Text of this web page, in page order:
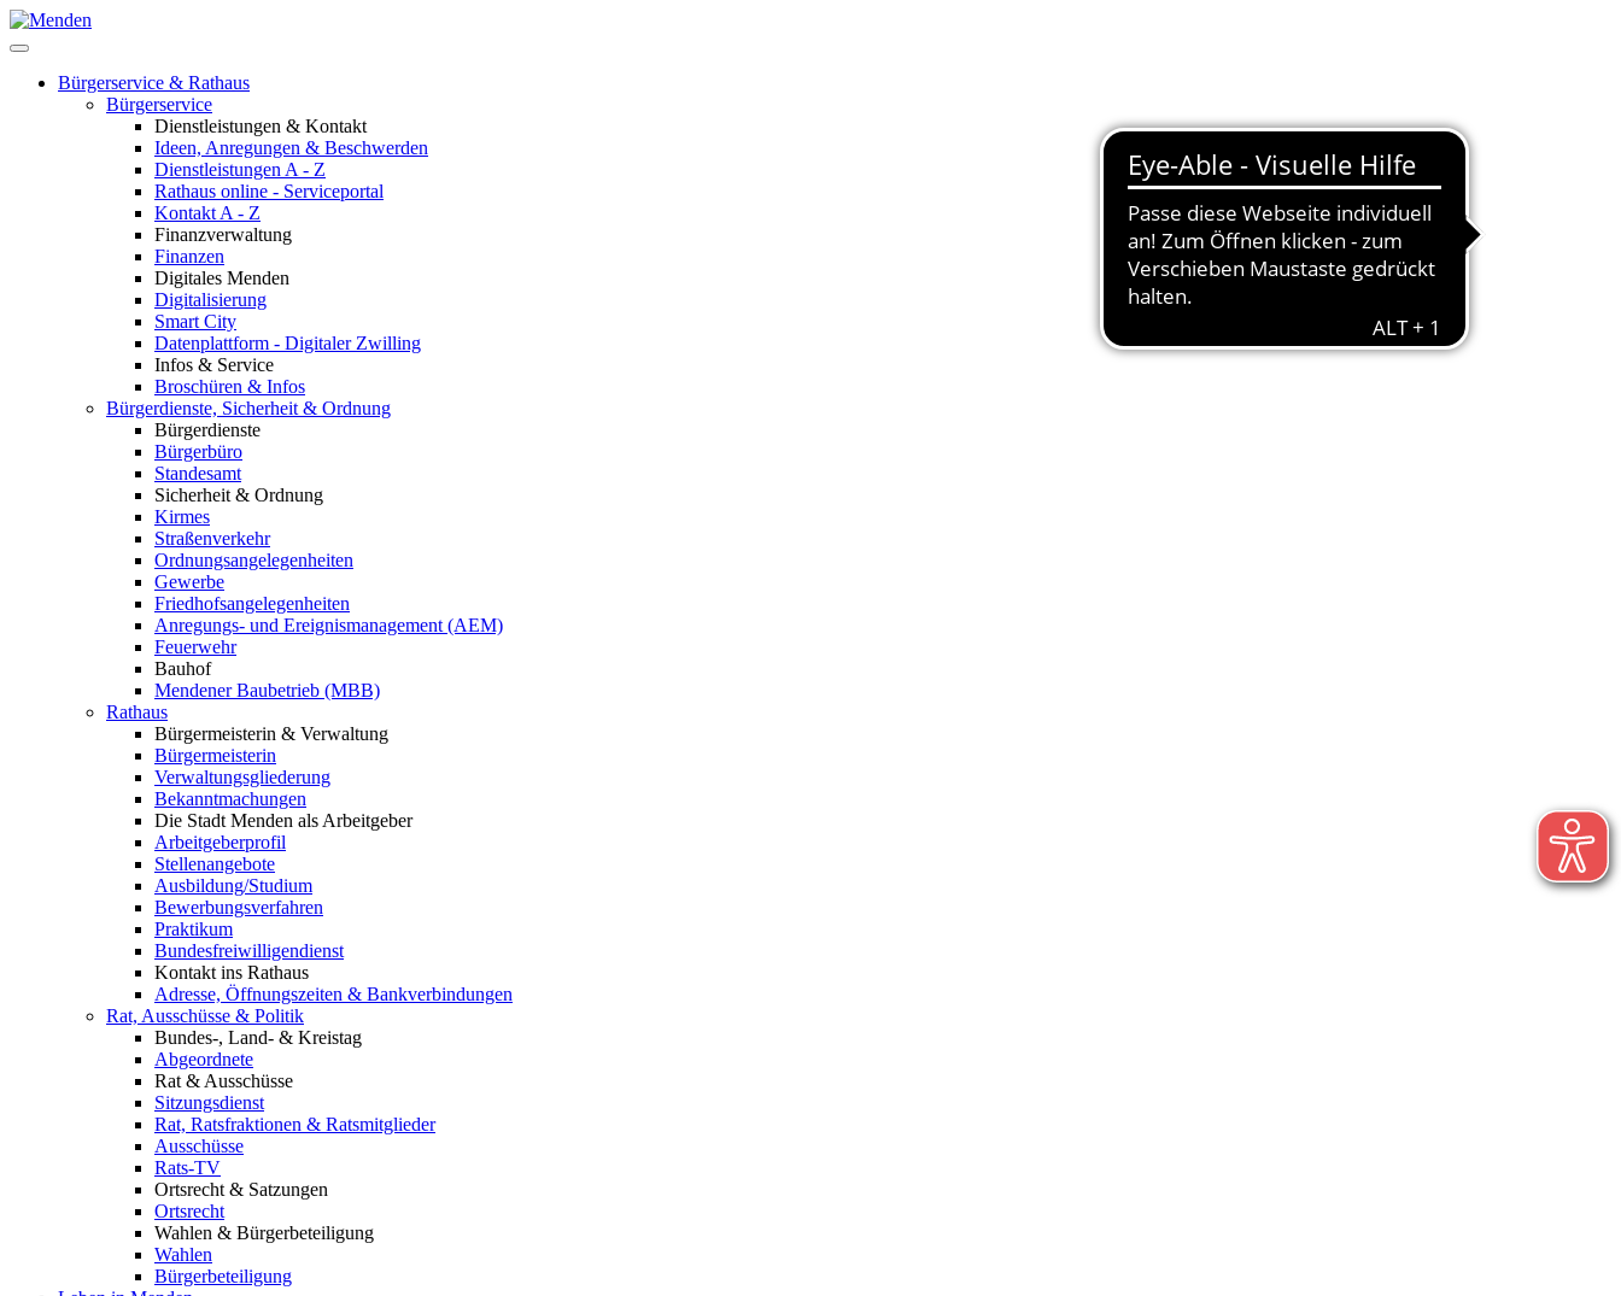
Bürgerservice & Rathaus
Bürgerservice
Dienstleistungen & Kontakt
Ideen, Anregungen & Beschwerden
Dienstleistungen A - Z
Rathaus online - Serviceportal
Kontakt A - Z
Finanzverwaltung
Finanzen
Digitales Menden
Digitalisierung
Smart City
Datenplattform - Digitaler Zwilling
Infos & Service
Broschüren & Infos
Bürgerdienste, Sicherheit & Ordnung
Bürgerdienste
Bürgerbüro
Standesamt
Sicherheit & Ordnung
Kirmes
Straßenverkehr
Ordnungsangelegenheiten
Gewerbe
Friedhofsangelegenheiten
Anregungs- und Ereignismanagement (AEM)
Feuerwehr
Bauhof
Mendener Baubetrieb (MBB)
Rathaus
Bürgermeisterin & Verwaltung
Bürgermeisterin
Verwaltungsgliederung
Bekanntmachungen
Die Stadt Menden als Arbeitgeber
Arbeitgeberprofil
Stellenangebote
Ausbildung/Studium
Bewerbungsverfahren
Praktikum
Bundesfreiwilligendienst
Kontakt ins Rathaus
Adresse, Öffnungszeiten & Bankverbindungen
Rat, Ausschüsse & Politik
Bundes-, Land- & Kreistag
Abgeordnete
Rat & Ausschüsse
Sitzungsdienst
Rat, Ratsfraktionen & Ratsmitglieder
Ausschüsse
Rats-TV
Ortsrecht & Satzungen
Ortsrecht
Wahlen & Bürgerbeteiligung
Wahlen
Bürgerbeteiligung